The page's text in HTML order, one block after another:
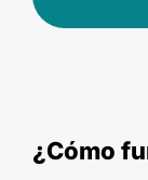
¿Cómo